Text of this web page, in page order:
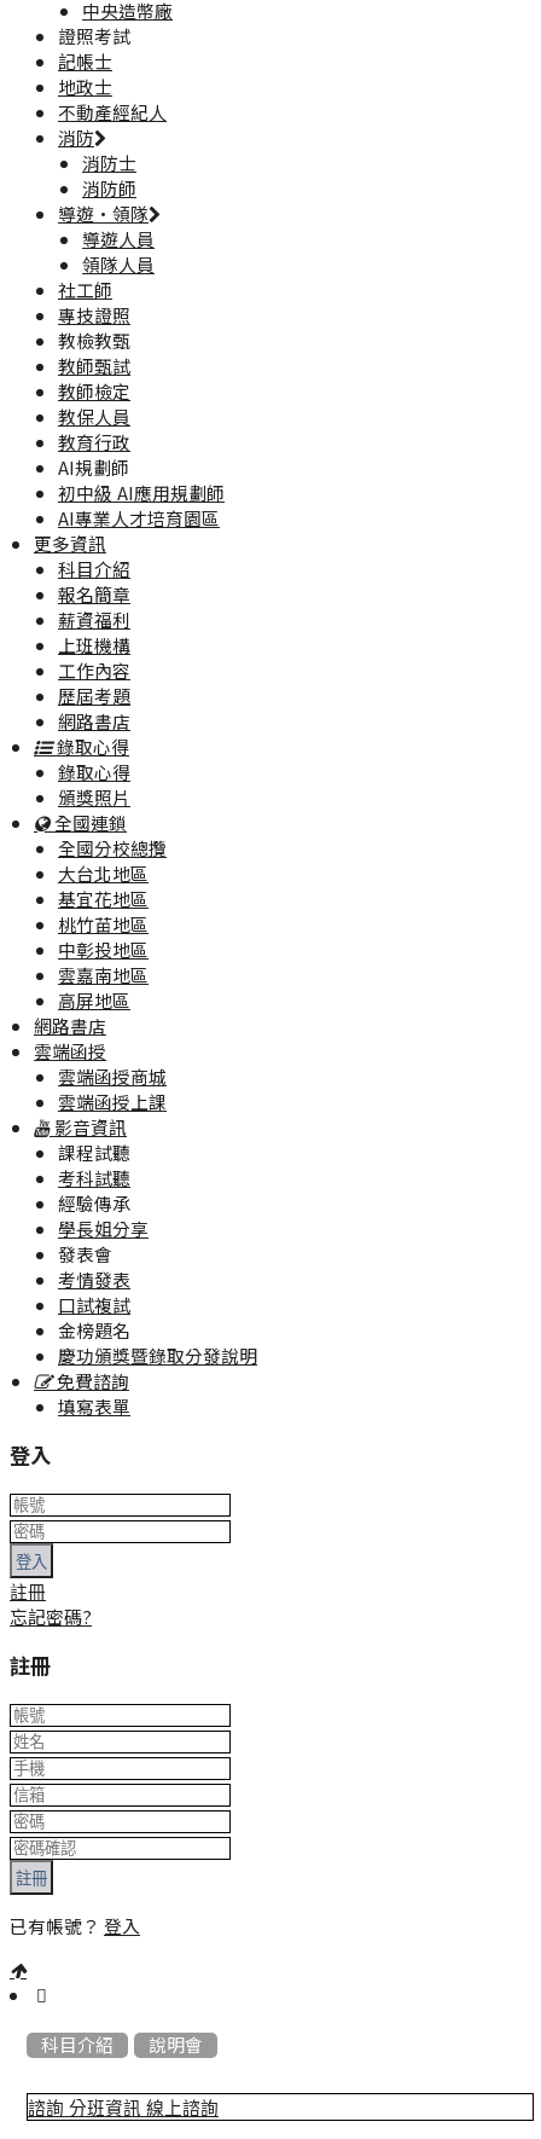
中央造幣廠
證照考試
記帳士
地政士
不動產經紀人
消防
消防士
消防師
導遊·領隊
導遊人員
領隊人員
社工師
專技證照
教檢教甄
教師甄試
教師檢定
教保人員
教育行政
AI規劃師
初中級 AI應用規劃師
AI專業人才培育園區
更多資訊
科目介紹
報名簡章
薪資福利
上班機構
工作內容
歷屆考題
網路書店
錄取心得
錄取心得
頒獎照片
全國連鎖
全國分校總攬
大台北地區
基宜花地區
桃竹苗地區
中彰投地區
雲嘉南地區
高屏地區
網路書店
雲端函授
雲端函授商城
雲端函授上課
影音資訊
課程試聽
考科試聽
經驗傳承
學長姐分享
發表會
考情發表
口試複試
金榜題名
慶功頒獎暨錄取分發說明
免費諮詢
填寫表單
登入
登入
註冊
忘記密碼?
註冊
註冊
已有帳號？ 登入
::: 科目介紹 說明會
諮詢 分班資訊 線上諮詢